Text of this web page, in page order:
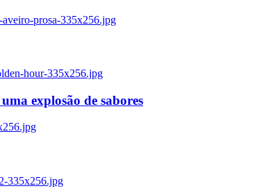
prosa-335x256.jpg
hour-335x256.jpg
explosão de sabores
335x256.jpg